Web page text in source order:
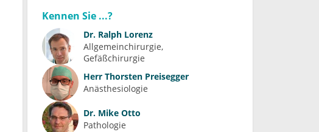
Kennen Sie ...?
Dr. Ralph Lorenz
Allgemeinchirurgie
Gefäßchirurgie
Herr Thorsten Preisegger
Anästhesiologie
Dr. Mike Otto
Pathologie